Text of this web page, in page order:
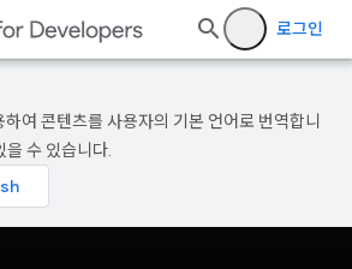
로그인
여 콘텐츠를 사용자의 기본 언어로 번역합니
수 있습니다.